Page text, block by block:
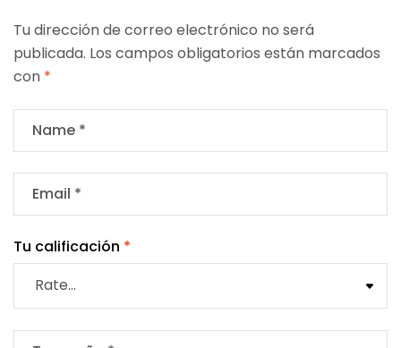
Tu dirección de correo electrónico no será
publicada. Los campos obligatorios están marcados
con *
Tu calificación *